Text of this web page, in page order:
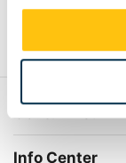
Grantie de
+
Info Center